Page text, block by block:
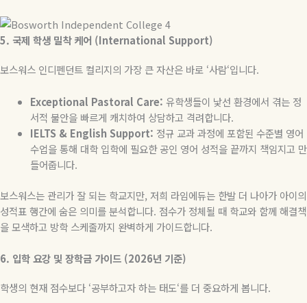
5. 국제 학생 밀착 케어 (International Support)
보스워스 인디펜던트 컬리지의 가장 큰 자산은 바로 ‘사람‘입니다.
Exceptional Pastoral Care: 유학생들이 낯선 환경에서 겪는 정
서적 불안을 빠르게 캐치하여 상담하고 격려합니다.
IELTS & English Support: 정규 교과 과정에 포함된 수준별 영어
수업을 통해 대학 입학에 필요한 공인 영어 성적을 끝까지 책임지고 만
들어줍니다.
보스워스는 관리가 잘 되는 학교지만, 저희 라임에듀는 한발 더 나아가 아이의
성적표 행간에 숨은 의미를 분석합니다. 점수가 정체될 때 학교와 함께 해결책
을 모색하고 방학 스케줄까지 완벽하게 가이드합니다.
6. 입학요강 및 장학금 가이드 (2026년 기준)
학생의 현재 점수보다 ‘공부하고자 하는 태도‘를 더 중요하게 봅니다.